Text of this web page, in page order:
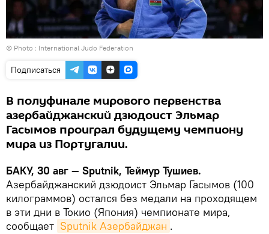
© Photo : International Judo Federation
Подписаться
В полуфинале мирового первенства
азербайджанский дзюдоист Эльмар
Гасымов проиграл будущему чемпиону
мира из Португалии.
БАКУ, 30 авг — Sputnik, Теймур Тушиев.
Азербайджанский дзюдоист Эльмар Гасымов (100
килограммов) остался без медали на проходящем
в эти дни в Токио (Япония) чемпионате мира,
сообщает Sputnik Азербайджан .